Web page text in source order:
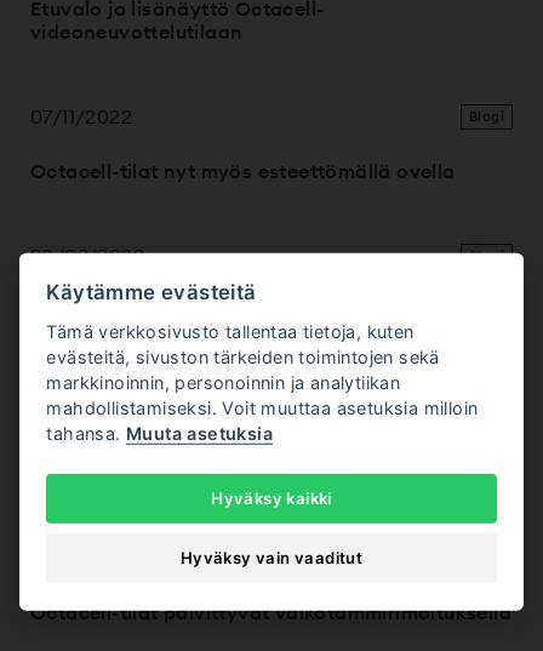
Etuvalo ja lisänäyttö Octacell-
videoneuvottelutilaan
07/11/2022 Blogi
Octacell-tilat nyt myös esteettömällä ovella
30/09/2022 Blogi
Octacell-tiloja Suomen rajojen ulkopuolelle
29/04/2022
Octacell-mallisto on saanut Design from Finland
-merkin
Octacell-tilat päivittyvät valkotammirimoituksella
Käytämme evästeitä
Tämä verkkosivusto tallentaa tietoja, kuten
evästeitä, sivuston tärkeiden toimintojen sekä
markkinoinnin, personoinnin ja analytiikan
mahdollistamiseksi. Voit muuttaa asetuksia milloin
tahansa. Muuta asetuksia
Hyväksy kaikki
Hyväksy vain vaaditut